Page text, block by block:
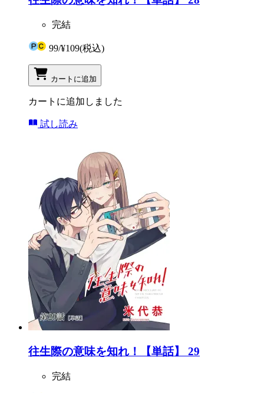
完結
99/¥109(税込)
カートに追加
カートに追加しました
試し読み
往生際の意味を知れ！【単話】 29
完結